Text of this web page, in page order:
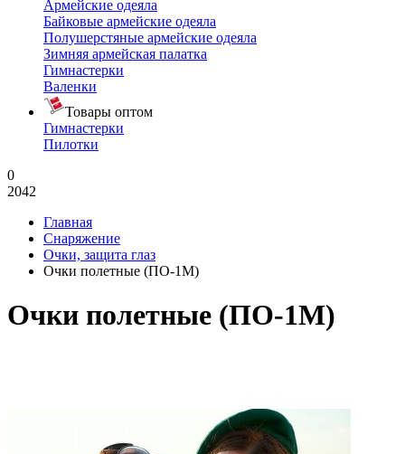
Армейские одеяла
Байковые армейские одеяла
Полушерстяные армейские одеяла
Зимняя армейская палатка
Гимнастерки
Валенки
Товары оптом
Гимнастерки
Пилотки
0
2042
Главная
Снаряжение
Очки, защита глаз
Очки полетные (ПО-1М)
Очки полетные (ПО-1М)